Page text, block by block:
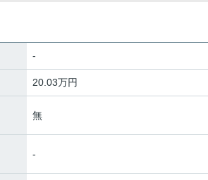
-
20.03万円
無
-